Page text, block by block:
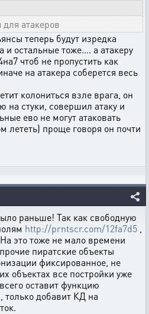
атакеров
теперь будут изредка
и остальные тоже.... а атакеру
чтоб не пропустить как
на атакера соберется весь
колониться взле врага, он
на стуки, совершил атаку и
ево не могут атаковать
лететь) проще говоря он почти
раньше! Так как свободную
http://prntscr.com/12fa7d5
это тоже не мало времени
пиратские объекты
фиксированное, не
объектах все постройки уже
оставит функцию
только добавит КД на